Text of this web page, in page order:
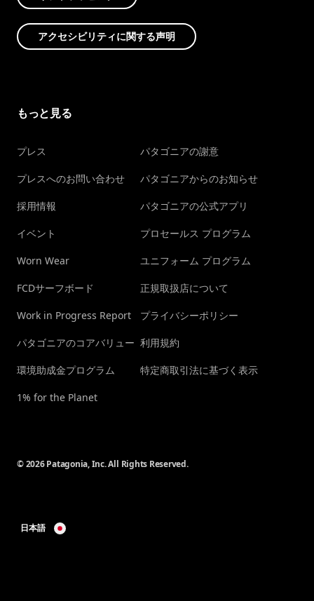
アクセシビリティに関する声明
もっと見る
プレス
プレスへのお問い合わせ
採用情報
イベント
Worn Wear
FCDサーフボード
Work in Progress Report
パタゴニアのコアバリュー
環境助成金プログラム
1% for the Planet
パタゴニアの謝意
パタゴニアからのお知らせ
パタゴニアの公式アプリ
プロセールス プログラム
ユニフォーム プログラム
正規取扱店について
プライバシーポリシー
利用規約
特定商取引法に基づく表示
© 2026 Patagonia, Inc. All Rights Reserved.
日本語